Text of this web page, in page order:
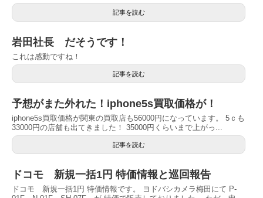
記事を読む
岩田社長 だそうです！
これは感動ですね！
記事を読む
予想がまた外れた！iphone5s買取価格が！
iphone5s買取価格が関東の買取店も56000円になっています。 5ｃも
33000円の店舗も出てきました！ 35000円くらいまで上がっ...
記事を読む
ドコモ 新規一括1円 特価情報と巡回報告
ドコモ 新規一括1円 特価情報です。 ヨドバシカメラ梅田にて P-